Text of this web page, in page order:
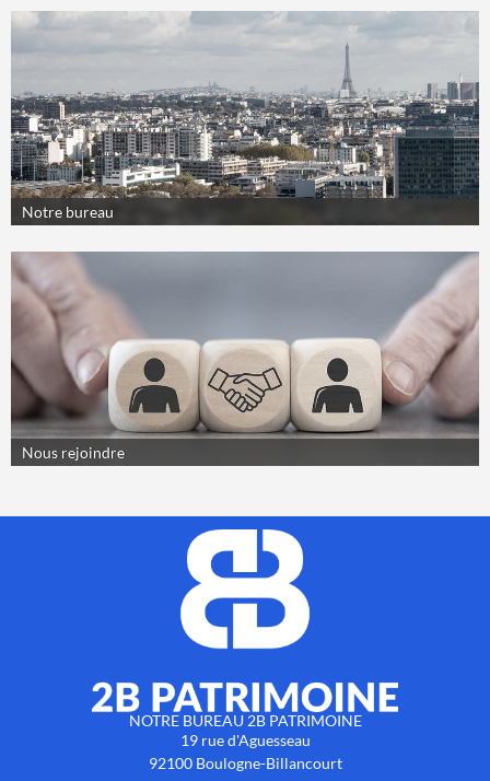
Notre bureau
Nous rejoindre
NOTRE BUREAU 2B PATRIMOINE
19 rue d'Aguesseau
92100 Boulogne-Billancourt